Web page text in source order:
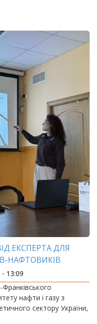
ЕКСПЕРТА ДЛЯ
НАФТОВИКІВ
13:09
нафти і газу з
сектору України,